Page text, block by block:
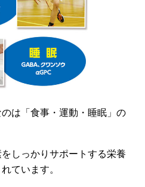
は「食事・運動・睡眠」の
しっかりサポートする栄養
ています。